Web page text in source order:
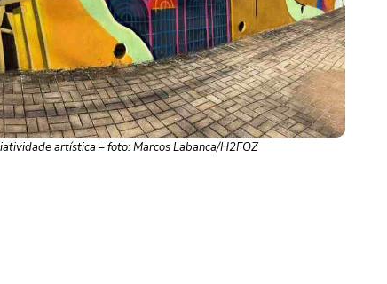
artística – foto: Marcos Labanca/H2FOZ